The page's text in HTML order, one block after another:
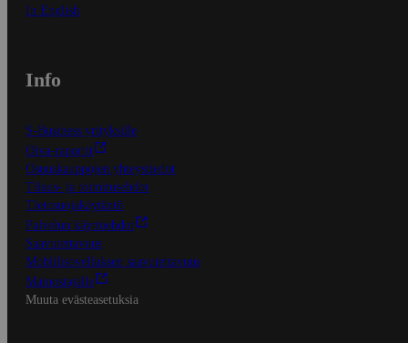
In English
Info
S-Business yrityksille
Oiva-raportit
Osuuskauppojen yhteystiedot
Tilaus- ja toimitusehdot
Tietosuojakäytäntö
Palvelun käyttöehdot
Saavutettavuus
Mobiilisovelluksen saavutettavuus
Mainostajalle
Muuta evästeasetuksia